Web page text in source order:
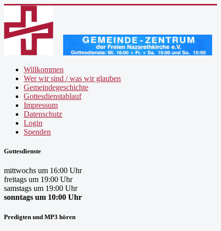
Willkommen
Wer wir sind / was wir glauben
Gemeindegeschichte
Gottesdienstablauf
Impressum
Datenschutz
Login
Spenden
Gottesdienste
mittwochs um 16:00 Uhr
freitags um 19:00 Uhr
samstags um 19:00 Uhr
sonntags um 10:00 Uhr
Predigten und MP3 hören